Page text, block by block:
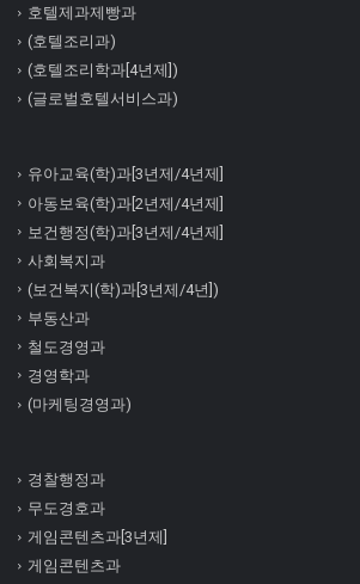
호텔제과제빵과
(호텔조리과)
(호텔조리학과[4년제])
(글로벌호텔서비스과)
유아교육(학)과[3년제/4년제]
아동보육(학)과[2년제/4년제]
보건행정(학)과[3년제/4년제]
사회복지과
(보건복지(학)과[3년제/4년])
부동산과
철도경영과
경영학과
(마케팅경영과)
경찰행정과
무도경호과
게임콘텐츠과[3년제]
게임콘텐츠과